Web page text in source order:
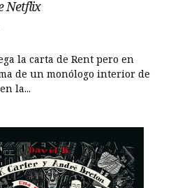
Netflix
la carta de Rent pero en
de un monólogo interior de
la...